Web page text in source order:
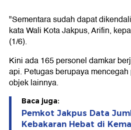
"Sementara sudah dapat
kata Wali Kota Jakpus, Arifin,
(1/6).
Kini ada 165 personel damkar
api. Petugas berupaya
objek lainnya.
Baca juga:
Pemkot Jakpus Data
Kebakaran Hebat di